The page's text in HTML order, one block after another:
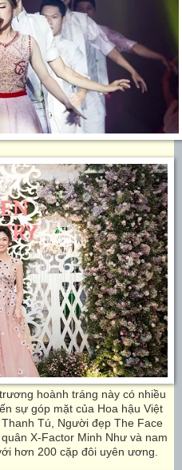
hoành tráng này có nhiều
sự góp mặt của Hoa hậu Việt
Tú, Người đẹp The Face
X-Factor Minh Như và nam
hơn 200 cặp đôi uyên ương.